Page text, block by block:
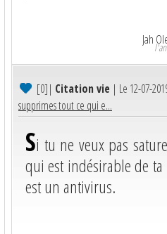
Jah
[0]| Citation vie | Le 12-07-
supprimes tout ce qui e...
Si tu ne veux pas
qui est indésirable de
est un antivirus.